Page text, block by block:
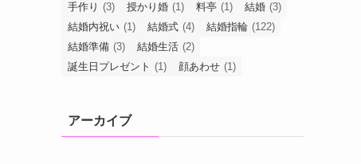
手作り (3) 授かり婚 (1) 料亭 (1) 結婚 (3)
結婚内祝い (1) 結婚式 (4) 結婚指輪 (122)
結婚準備 (3) 結婚生活 (2)
誕生日プレゼント (1) 顔あわせ (1)
アーカイブ